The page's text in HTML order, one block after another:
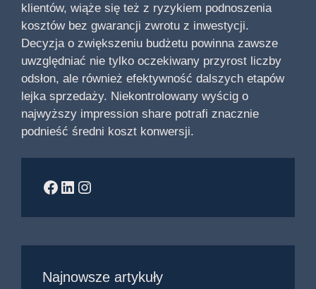
klientów, wiąże się też z ryzykiem podnoszenia
kosztów bez gwarancji zwrotu z inwestycji.
Decyzja o zwiększeniu budżetu powinna zawsze
uwzględniać nie tylko oczekiwany przyrost liczby
odsłon, ale również efektywność dalszych etapów
lejka sprzedaży. Niekontrolowany wyścig o
najwyższy impression share potrafi znacznie
podnieść średni koszt konwersji.
Facebook
LinkedIn
Instagram
Najnowsze artykuły